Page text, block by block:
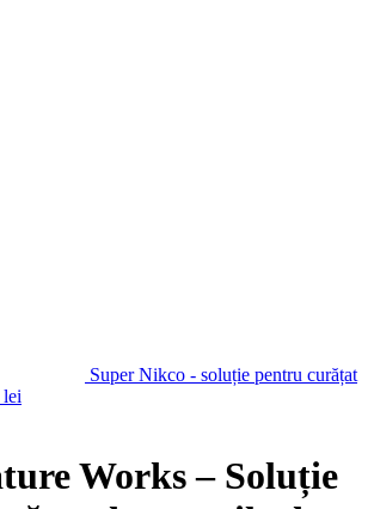
Super Nikco - soluție pentru curățat
lei
Works – Soluție